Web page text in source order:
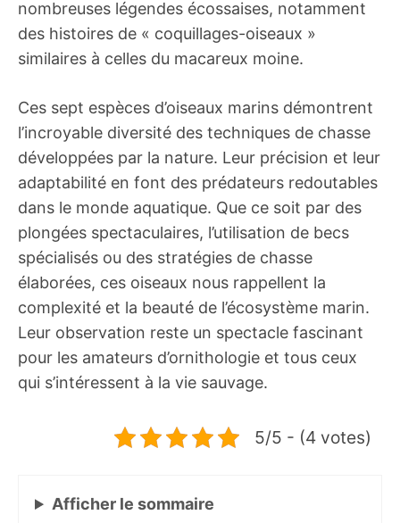
nombreuses légendes écossaises, notamment
des histoires de « coquillages-oiseaux »
similaires à celles du macareux moine.
Ces sept espèces d’oiseaux marins démontrent
l’incroyable diversité des techniques de chasse
développées par la nature. Leur précision et leur
adaptabilité en font des prédateurs redoutables
dans le monde aquatique. Que ce soit par des
plongées spectaculaires, l’utilisation de becs
spécialisés ou des stratégies de chasse
élaborées, ces oiseaux nous rappellent la
complexité et la beauté de l’écosystème marin.
Leur observation reste un spectacle fascinant
pour les amateurs d’ornithologie et tous ceux
qui s’intéressent à la vie sauvage.
5/5 - (4 votes)
Afficher le sommaire